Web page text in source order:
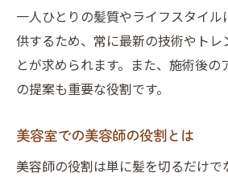
一人ひとりの髪質やライフスタイ
供するため、常に最新の技術やトレ
とが求められます。また、施術後の
の提案も重要な役割です。
美容室での美容師の役割とは
美容師の役割は単に髪を切るだけで